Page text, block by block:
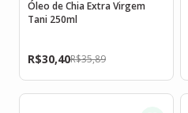
Óleo de Chia Extra Virgem
Tani 250ml
R$35,89
R$30,40